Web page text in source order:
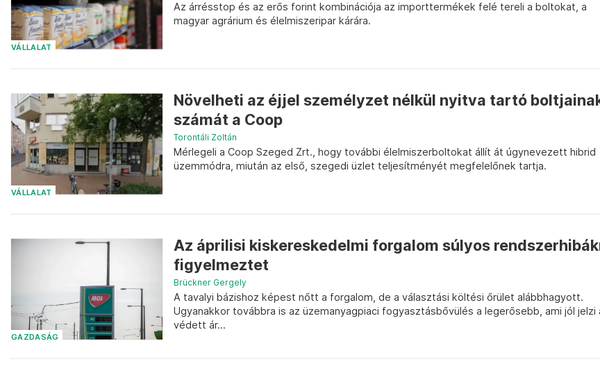
VÁLLALAT
Az árrésstop és az erős forint kombinációja az importtermékek felé tereli a boltokat, a
magyar agrárium és élelmiszeripar kárára.
VÁLLALAT
Növelheti az éjjel személyzet nélkül nyitva tartó
számát a Coop
Torontáli Zoltán
Mérlegeli a Coop Szeged Zrt., hogy további élelmiszerboltokat állít át úgynevezett hibrid
üzemmódra, miután az első, szegedi üzlet teljesítményét megfelelőnek tartja.
GAZDASÁG
Az áprilisi kiskereskedelmi forgalom súlyos
figyelmeztet
Brückner Gergely
A tavalyi bázishoz képest nőtt a forgalom, de a választási költési őrület alábbhagyott.
Ugyanakkor továbbra is az üzemanyagpiaci fogyasztásbővülés a legerősebb, ami jól jelzi
védett ár...